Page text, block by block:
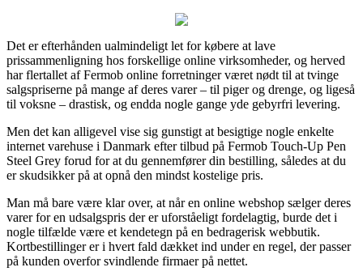
Det er efterhånden ualmindeligt let for købere at lave
prissammenligning hos forskellige online virksomheder, og herved
har flertallet af Fermob online forretninger været nødt til at tvinge
salgspriserne på mange af deres varer – til piger og drenge, og ligeså
til voksne – drastisk, og endda nogle gange yde gebyrfri levering.
Men det kan alligevel vise sig gunstigt at besigtige nogle enkelte
internet varehuse i Danmark efter tilbud på Fermob Touch-Up Pen
Steel Grey forud for at du gennemfører din bestilling, således at du
er skudsikker på at opnå den mindst kostelige pris.
Man må bare være klar over, at når en online webshop sælger deres
varer for en udsalgspris der er uforståeligt fordelagtig, burde det i
nogle tilfælde være et kendetegn på en bedragerisk webbutik.
Kortbestillinger er i hvert fald dækket ind under en regel, der passer
på kunden overfor svindlende firmaer på nettet.